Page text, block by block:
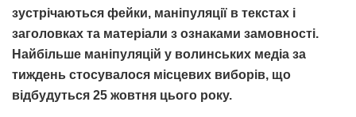
зустрічаються фейки, маніпуляції в текстах і
заголовках та матеріали з ознаками замовності.
Найбільше маніпуляцій у волинських медіа за
тиждень стосувалося місцевих виборів, що
відбудуться 25 жовтня цього року.